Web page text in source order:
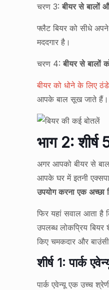
चरण 3:बीयर से बालों
फ्लैट बियर को सीधे
मददगार है।
चरण 4:बीयर से बालों
बीयर को धोने के लिए
आपके बाल सूख जाते हैं।
भाग 2: शीर्ष
अगर आपको बीयर से
आपके घर में इतनी
उपयोग करना एक अच्छा
फिर यहां सवाल आता है
उपलब्ध लोकप्रिय
किए चमकदार और
शीर्ष 1: पार्क
पार्क एवेन्यू एक उच्च